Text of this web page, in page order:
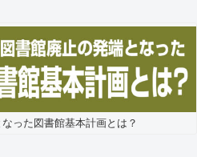
った図書館基本計画とは？